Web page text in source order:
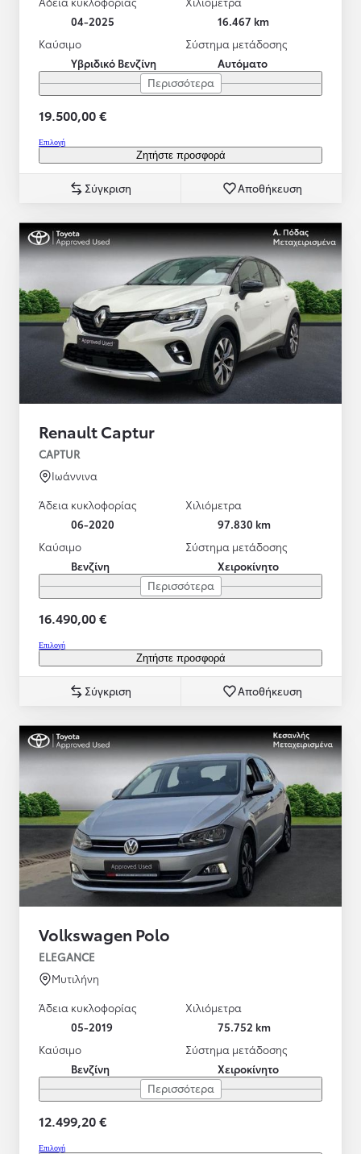
04-2025
16.467 km
Καύσιμο
Υβριδικό Βενζίνη
Σύστημα μετάδοσης
Αυτόματο
Περισσότερα
19.500,00 €
Επιλογή
Ζητήστε προσφορά
Σύγκριση Αποθήκευση
Renault Captur
CAPTUR
Ιωάννινα
Άδεια κυκλοφορίας
06-2020
Χιλιόμετρα
97.830 km
Καύσιμο
Βενζίνη
Σύστημα μετάδοσης
Χειροκίνητο
Περισσότερα
16.490,00 €
Επιλογή
Ζητήστε προσφορά
Σύγκριση Αποθήκευση
Volkswagen Polo
ELEGANCE
Μυτιλήνη
Άδεια κυκλοφορίας
05-2019
Χιλιόμετρα
75.752 km
Καύσιμο
Βενζίνη
Σύστημα μετάδοσης
Χειροκίνητο
Περισσότερα
12.499,20 €
Επιλογή